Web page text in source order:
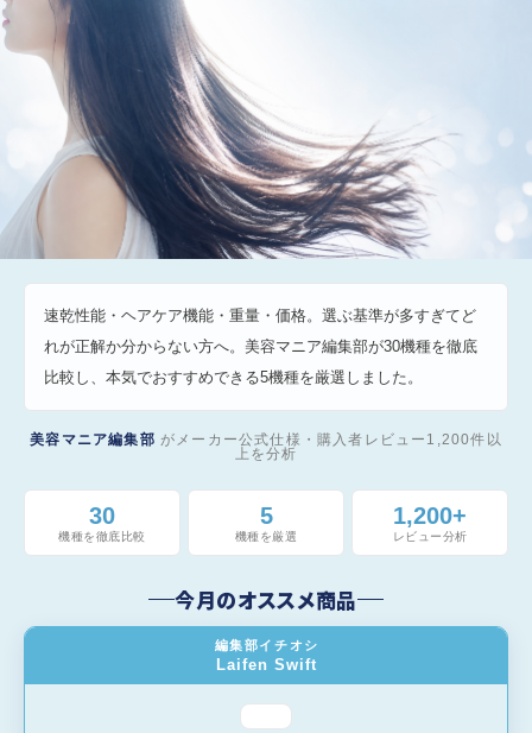
ドライヤー
徹底比較ランキング
【PR】Laifen / Dyson / Panasonic / ReFa / SALONIA
速乾性能・ヘアケア機能・重量・価格。選ぶ基準が多すぎてど
れが正解か分からない方へ。美容マニア編集部が30機種を徹底
比較し、本気でおすすめできる5機種を厳選しました。
美容マニア編集部 がメーカー公式仕様・購入者レビュー1,200件以
上を分析
30
機種を徹底比較
5
機種を厳選
1,200+
レビュー分析
今月のオススメ商品
編集部イチオシ
Laifen Swift